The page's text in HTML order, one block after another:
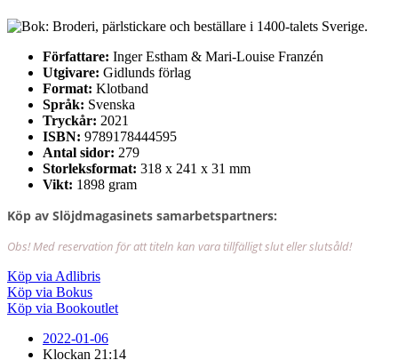
Författare: Inger Estham & Mari-Louise Franzén
Utgivare: Gidlunds förlag
Format: Klotband
Språk: Svenska
Tryckår: 2021
ISBN: 9789178444595
Antal sidor: 279
Storleksformat: 318 x 241 x 31 mm
Vikt: 1898 gram
Köp av Slöjdmagasinets samarbetspartners:
Obs! Med reservation för att titeln kan vara tillfälligt slut eller slutsåld!
Köp via Adlibris
Köp via Bokus
Köp via Bookoutlet
2022-01-06
Klockan 21:14